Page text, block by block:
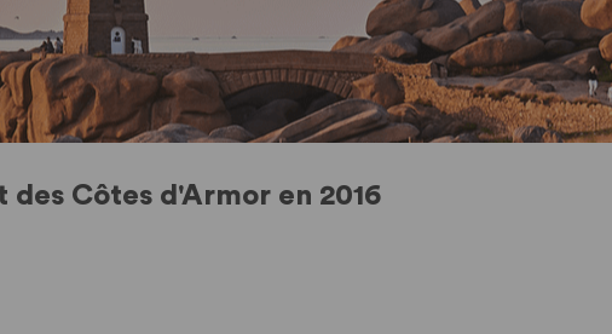
Côtes d'Armor en 2016